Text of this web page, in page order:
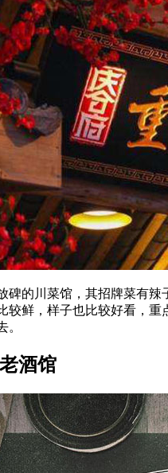
的川菜馆，其招牌菜有辣
较鲜，样子也比较好看，重
。
酒馆